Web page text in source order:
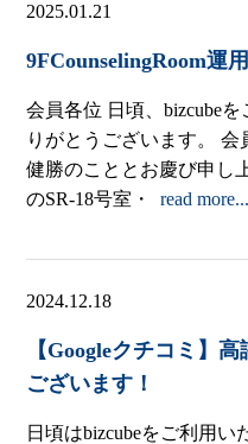
2025.01.21
9FCounselingRoom運
会員各位 日頃、bizcube
りがとうございます。
健勝のこととお慶び申し
のSR-18号室・read more...
2024.12.18
【Googleクチコミ】
ございます！
日頃はbizcubeをご利用